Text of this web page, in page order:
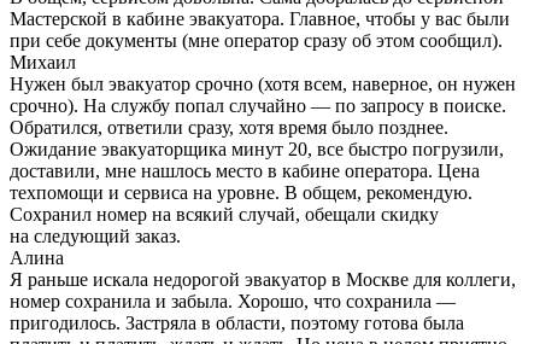
Мастерской в кабине эвакуатора. Главное, чтобы у вас были
при себе документы (мне оператор сразу об этом сообщил).
Михаил
Нужен был эвакуатор срочно (хотя всем, наверное, он нужен
срочно). На службу попал случайно — по запросу в поиске.
Обратился, ответили сразу, хотя время было позднее.
Ожидание эвакуаторщика минут 20, все быстро погрузили,
доставили, мне нашлось место в кабине оператора. Цена
техпомощи и сервиса на уровне. В общем, рекомендую.
Сохранил номер на всякий случай, обещали скидку
на следующий заказ.
Алина
Я раньше искала недорогой эвакуатор в Москве для коллеги,
номер сохранила и забыла. Хорошо, что сохранила —
пригодилось. Застряла в области, поэтому готова была